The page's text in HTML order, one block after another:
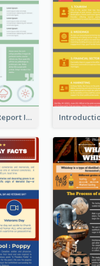
World Wide Report Infographic